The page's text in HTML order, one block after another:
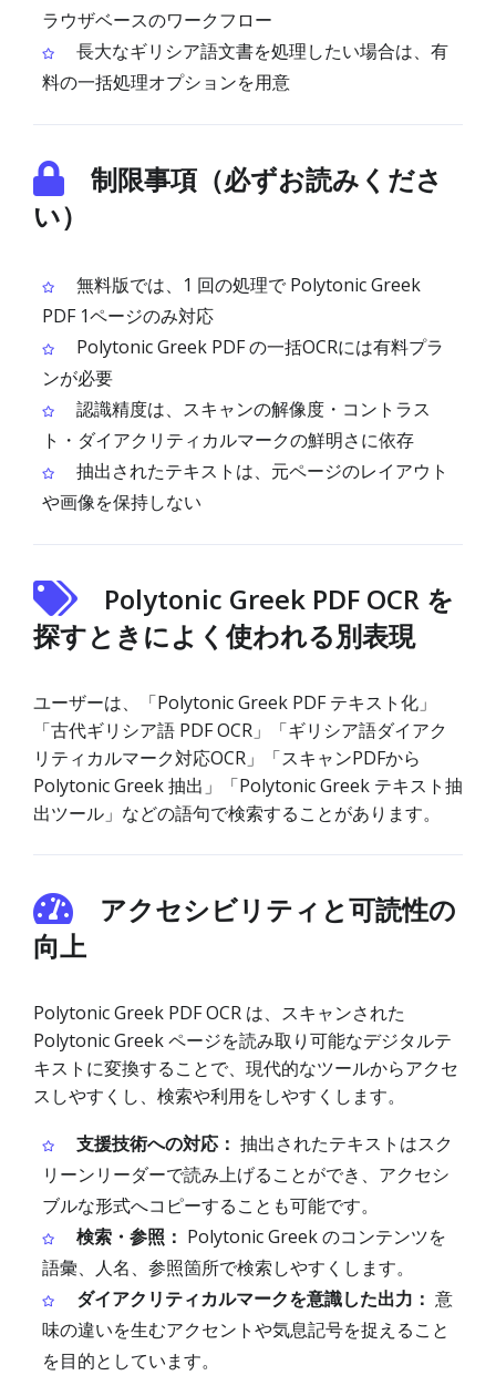
ラウザベースのワークフロー
長大なギリシア語文書を処理したい場合は、有
料の一括処理オプションを用意
制限事項（必ずお読みくださ
い）
無料版では、1 回の処理で Polytonic Greek
PDF 1ページのみ対応
Polytonic Greek PDF の一括OCRには有料プラ
ンが必要
認識精度は、スキャンの解像度・コントラス
ト・ダイアクリティカルマークの鮮明さに依存
抽出されたテキストは、元ページのレイアウト
や画像を保持しない
Polytonic Greek PDF OCR を
探すときによく使われる別表現
ユーザーは、「Polytonic Greek PDF テキスト化」
「古代ギリシア語 PDF OCR」「ギリシア語ダイアク
リティカルマーク対応OCR」「スキャンPDFから
Polytonic Greek 抽出」「Polytonic Greek テキスト抽
出ツール」などの語句で検索することがあります。
アクセシビリティと可読性の
向上
Polytonic Greek PDF OCR は、スキャンされた
Polytonic Greek ページを読み取り可能なデジタルテ
キストに変換することで、現代的なツールからアクセ
スしやすくし、検索や利用をしやすくします。
支援技術への対応： 抽出されたテキストはスク
リーンリーダーで読み上げることができ、アクセシ
ブルな形式へコピーすることも可能です。
検索・参照： Polytonic Greek のコンテンツを
語彙、人名、参照箇所で検索しやすくします。
ダイアクリティカルマークを意識した出力： 意
味の違いを生むアクセントや気息記号を捉えること
を目的としています。